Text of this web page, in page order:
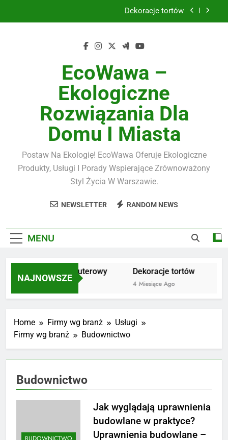
Dekoracje tortów
Serwis komputerowy
Dekoracje tortów
Kampania Allegro Ads
Szkło hartowane 9H do smartfona komplet
EcoWawa –
Ekologiczne
Rozwiązania Dla
Domu I Miasta
Postaw Na Ekologię! EcoWawa Oferuje Ekologiczne
Produkty, Usługi I Porady Wspierające Zrównoważony
Styl Życia W Warszawie.
NEWSLETTER RANDOM NEWS
MENU
NAJNOWSZE
Serwis komputerowy
10 Miesięcy Ago
Dekoracje tortów
4 Miesiące Ago
Home Firmy wg branż
Usługi
Firmy wg branż
Budownictwo
Budownictwo
Jak wyglądają uprawnienia
budowlane w praktyce?
Uprawnienia budowlane –